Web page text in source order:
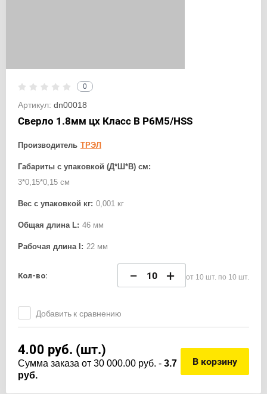
0
Артикул: dn00018
Сверло 1.8мм цх Класс В Р6М5/HSS
Производитель ТРЭЛ
Габариты с упаковкой (Д*Ш*В) см:
3*0,15*0,15 см
Вес с упаковкой кг: 0,001 кг
Общая длина L: 46 мм
Рабочая длина l: 22 мм
Кол-во: − + от 10 шт. по 10 шт.
Добавить к сравнению
4.00 руб. (шт.)
Cумма заказа от 30 000.00 руб. - 3.7
руб.
В корзину